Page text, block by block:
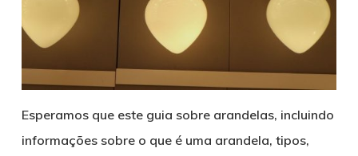
Esperamos que este guia sobre arandelas, incluindo
informações sobre o que é uma arandela, tipos,